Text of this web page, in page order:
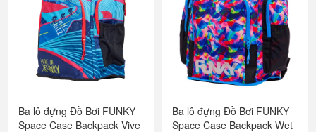
Ba lô đựng Đồ Bơi FUNKY
Space Case Backpack Vive
Ba lô đựng Đồ Bơi FUNKY
Space Case Backpack Wet